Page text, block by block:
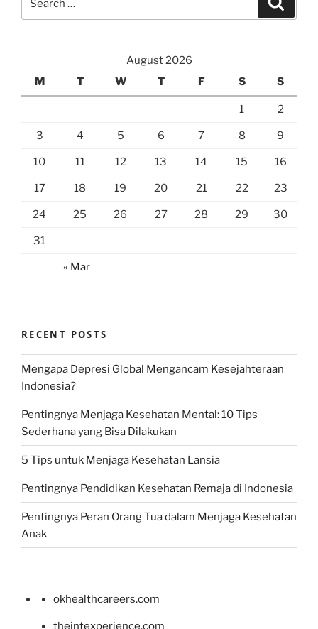
for:
August 2026
M
T W T F S S
1 2
3 4 5 6 7 8 9
10 11 12 13 14 15 16
17 18 19 20 21 22 23
24 25 26 27 28 29 30
31
« Mar
RECENT POSTS
Mengapa Depresi Global Mengancam Kesejahteraan
Indonesia?
Pentingnya Menjaga Kesehatan Mental: 10 Tips
Sederhana yang Bisa Dilakukan
5 Tips untuk Menjaga Kesehatan Lansia
Pentingnya Pendidikan Kesehatan Remaja di Indonesia
Pentingnya Peran Orang Tua dalam Menjaga Kesehatan
Anak
okhealthcareers.com
theintexperience.com